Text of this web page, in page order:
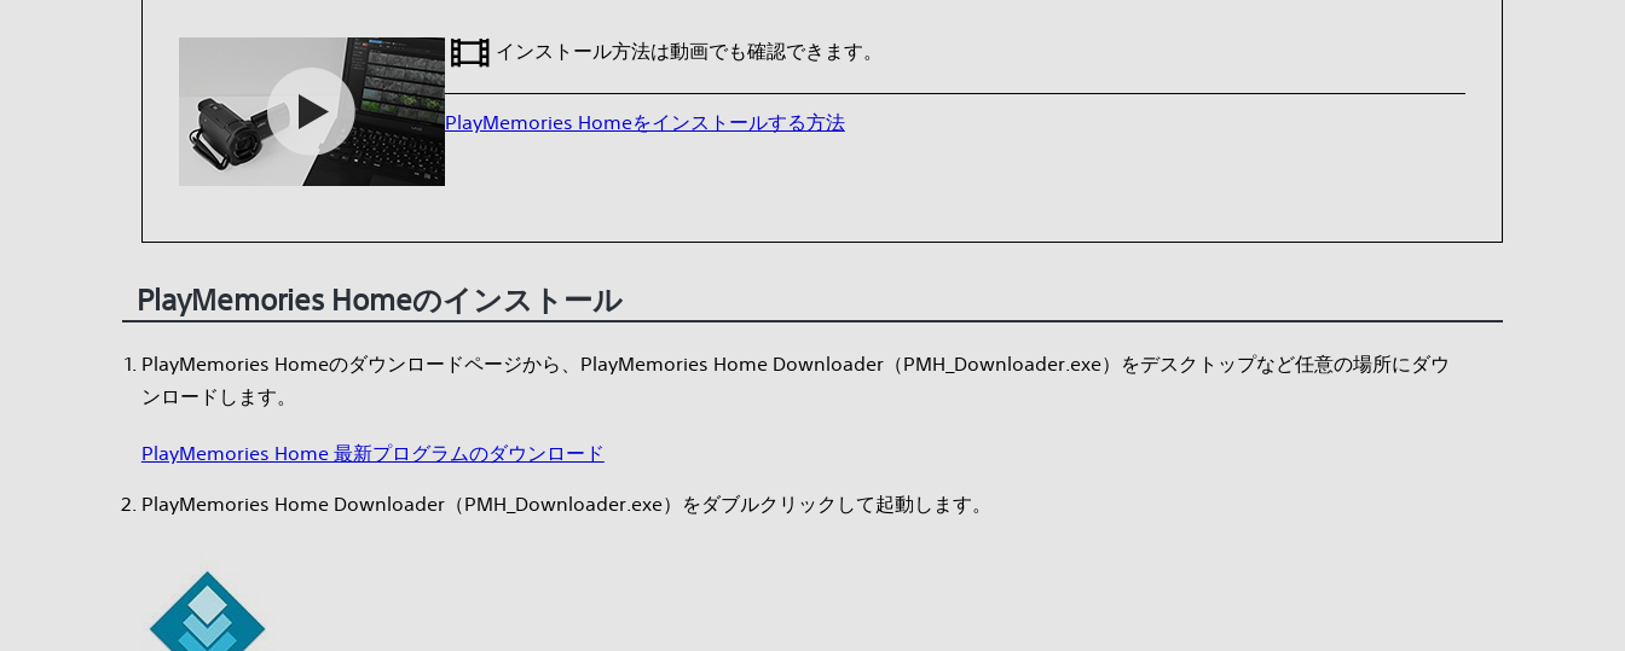
インストール方法は動画でも確認できます。
PlayMemories Homeをインストールする方法
PlayMemories Homeのインストール
PlayMemories Homeのダウンロードページから、PlayMemories Home Downloader（PMH_Downloader.exe）をデスクトップなど任意の場所にダウ
ンロードします。
PlayMemories Home 最新プログラムのダウンロード
PlayMemories Home Downloader（PMH_Downloader.exe）をダブルクリックして起動します。